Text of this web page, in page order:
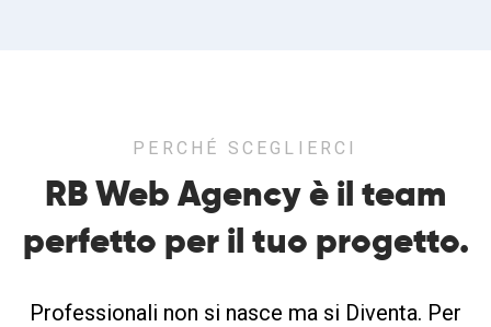
PERCHÉ SCEGLIERCI
RB Web Agency è il team
perfetto per il tuo progetto.
Professionali non si nasce ma si Diventa. Per